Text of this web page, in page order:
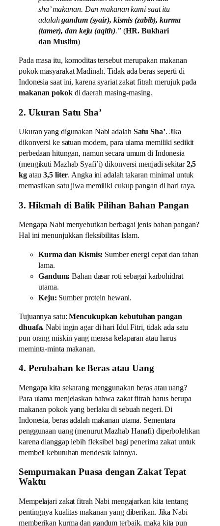
sha’ makanan. Dan makanan kami saat itu
adalahgandum (syair), kismis (zabib), kurma
(tamer), dan keju (aqith).” (HR. Bukhari
dan Muslim)
Pada masa itu, komoditas tersebut merupakan makanan
pokok masyarakat Madinah. Tidak ada beras seperti di
Indonesia saat ini, karena syariat zakat fitrah merujuk pada
makanan pokokdi daerah masing-masing.
2. Ukuran Satu Sha’
Ukuran yang digunakan Nabi adalah Satu Sha’. Jika
dikonversi ke satuan modern, para ulama memiliki sedikit
perbedaan hitungan, namun secara umum di Indonesia
(mengikuti Mazhab Syafi’i) dikonversi menjadi sekitar2,5
kgatau3,5 liter. Angka ini adalah takaran minimal untuk
memastikan satu jiwa memiliki cukup pangan di hari raya.
3. Hikmah di Balik Pilihan Bahan Pangan
Mengapa Nabi menyebutkan berbagai jenis bahan pangan?
Hal ini menunjukkan fleksibilitas Islam.
Kurma dan Kismis: Sumber energi cepat dan tahan
lama.
Gandum: Bahan dasar roti sebagai karbohidrat
utama.
Keju: Sumber protein hewani.
Tujuannya satu:Mencukupkan kebutuhan pangan
dhuafa. Nabi ingin agar di hari Idul Fitri, tidak ada satu
pun orang miskin yang merasa kelaparan atau harus
meminta-minta makanan.
4. Perubahan ke Beras atau Uang
Mengapa kita sekarang menggunakan beras atau uang?
Para ulama menjelaskan bahwa zakat fitrah harus berupa
makanan pokok yang berlaku di sebuah negeri. Di
Indonesia, beras adalah makanan utama. Sementara
penggunaan uang (menurut Mazhab Hanafi) diperbolehkan
karena dianggap lebih fleksibel bagi penerima zakat untuk
membeli kebutuhan mendesak lainnya.
Sempurnakan Puasa dengan Zakat Tepat
Waktu
Mempelajari zakat fitrah Nabi mengajarkan kita tentang
pentingnya kualitas makanan yang diberikan. Jika Nabi
memberikan kurma dan gandum terbaik, maka kita pun